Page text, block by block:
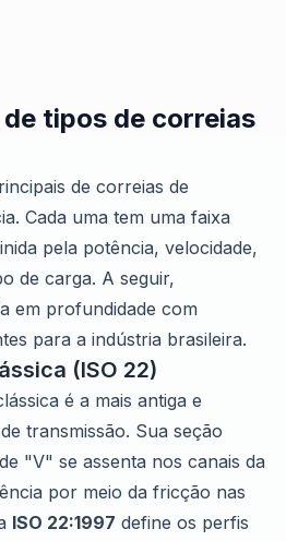
tipos de correias
de correias de
Cada uma tem uma faixa
pela potência, velocidade,
de carga. A seguir,
em profundidade com
para a indústria brasileira.
(ISO 22)
é a mais antiga e
transmissão. Sua seção
"V" se assenta nos canais da
por meio da fricção nas
ISO 22:1997 define os perfis